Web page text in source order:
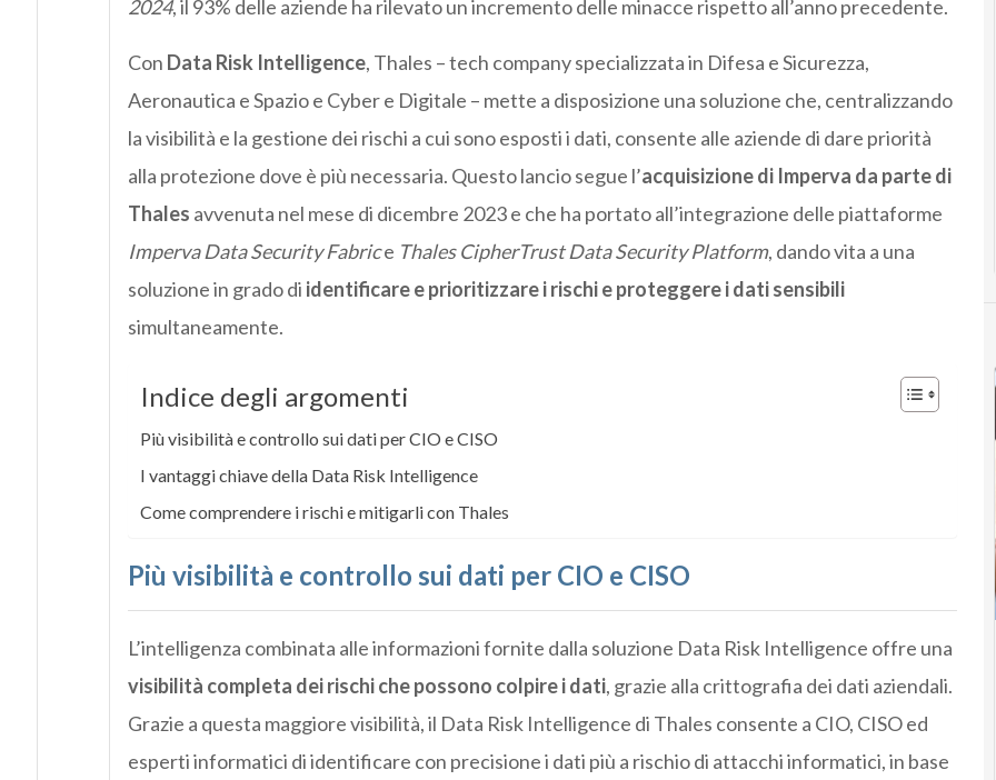
2024, il 93% delle aziende ha rilevato un incremento delle minacce rispetto all’anno precedente.
Con Data Risk Intelligence, Thales – tech company specializzata in Difesa e Sicurezza,
Aeronautica e Spazio e Cyber e Digitale – mette a disposizione una soluzione che, centralizzando
la visibilità e la gestione dei rischi a cui sono esposti i dati, consente alle aziende di dare priorità
alla protezione dove è più necessaria. Questo lancio segue l’acquisizione di Imperva da parte di
Thales avvenuta nel mese di dicembre 2023 e che ha portato all’integrazione delle piattaforme
Imperva Data Security Fabrice Thales CipherTrust Data Security Platform, dando vita a una
soluzione in grado di identificare e prioritizzare i rischi e proteggere i dati sensibili
simultaneamente.
Indice degli argomenti
Più visibilità e controllo sui dati per CIO e CISO
I vantaggi chiave della Data Risk Intelligence
Come comprendere i rischi e mitigarli con Thales
Più visibilità e controllo sui dati per CIO e CISO
L’intelligenza combinata alle informazioni fornite dalla soluzione Data Risk Intelligence offre una
visibilità completa dei rischi che possono colpire i dati, grazie alla crittografia dei dati aziendali.
Grazie a questa maggiore visibilità, il Data Risk Intelligence di Thales consente a CIO, CISO ed
esperti informatici di identificare con precisione i dati più a rischio di attacchi informatici, in base